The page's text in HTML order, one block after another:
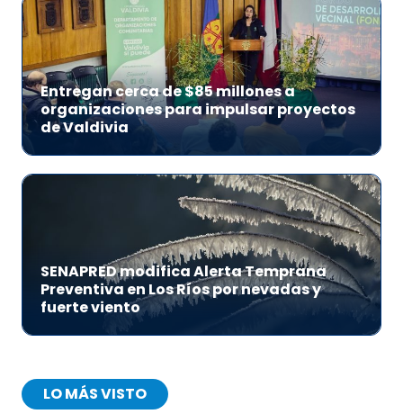
Entregan cerca de $85 millones a
organizaciones para impulsar proyectos
de Valdivia
SENAPRED modifica Alerta Temprana
Preventiva en Los Ríos por nevadas y
fuerte viento
LO MÁS VISTO